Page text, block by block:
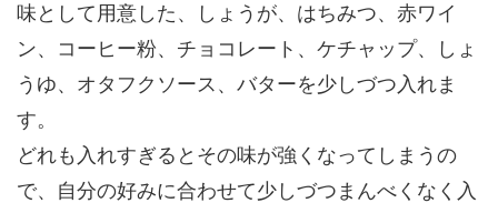
味として用意した、しょうが、はちみつ、赤ワイ
ン、コーヒー粉、チョコレート、ケチャップ、しょ
うゆ、オタフクソース、バターを少しづつ入れま
す。
どれも入れすぎるとその味が強くなってしまうの
で、自分の好みに合わせて少しづつまんべくなく入